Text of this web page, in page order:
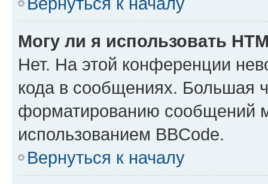
Могу ли я использовать
Нет. На этой конференции
кода в сообщениях. Большая
форматированию сообщений
использованием BBCode.
Вернуться к началу